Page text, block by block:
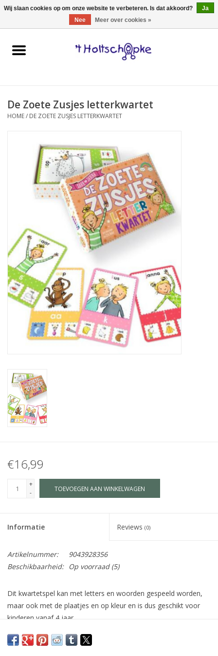
0 Artikelen - €0,00
Home
spellen
schmink & make-up
hebbedingen
eten & drinken
knuffels
boeken
Merken
De Zoete Zusjes letterkwartet
HOME/ DE ZOETE ZUSJES LETTERKWARTET
€16,99
+
-
TOEVOEGEN AAN WINKELWAGEN
Informatie Reviews (0)
Artikelnummer:
9043928356
Beschikbaarheid:
Op voorraad(5)
Dit kwartetspel kan met letters en woorden gespeeld worden,
maar ook met de plaatjes en op kleur en is dus geschikt voor
kinderen vanaf 4 jaar.
Zoete Zusjes zitten in een mooie bewaardoos en zijn bedacht
Wij slaan cookies op om onze website te verbeteren. Is dat akkoord?
Ja
Nee
Meer over cookies »